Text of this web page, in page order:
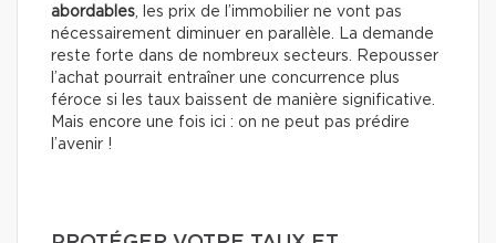
abordables , les prix de l’immobilier ne vont pas
nécessairement diminuer en parallèle. La demande
reste forte dans de nombreux secteurs. Repousser
l’achat pourrait entraîner une concurrence plus
féroce si les taux baissent de manière significative.
Mais encore une fois ici : on ne peut pas prédire
l’avenir !